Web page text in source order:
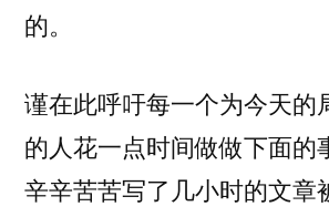
的。
谨在此呼吁每一个为今天的
的人花一点时间做做下面的
辛辛苦苦写了几小时的文章